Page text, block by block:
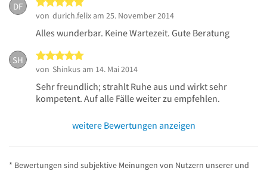
DF
von durich.felix am 25. November 2014
Alles wunderbar. Keine Wartezeit. Gute Beratung
SH
von Shinkus am 14. Mai 2014
Sehr freundlich; strahlt Ruhe aus und wirkt sehr
kompetent. Auf alle Fälle weiter zu empfehlen.
weitere Bewertungen anzeigen
* Bewertungen sind subjektive Meinungen von Nutzern unserer und